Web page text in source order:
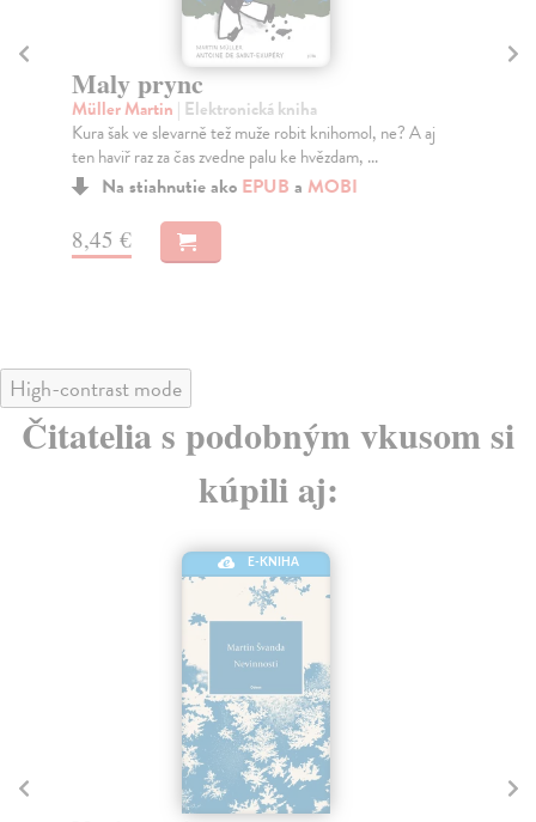
Maly prync
Müller Martin | Elektronická kniha
Kura šak ve slevarně tež muže robit knihomol, ne? A aj
ten haviř raz za čas zvedne palu ke hvězdam, ...
Na stiahnutie ako EPUB a MOBI
8,45 €
High-contrast mode
Čitatelia s podobným vkusom si
kúpili aj:
E-KNIHA